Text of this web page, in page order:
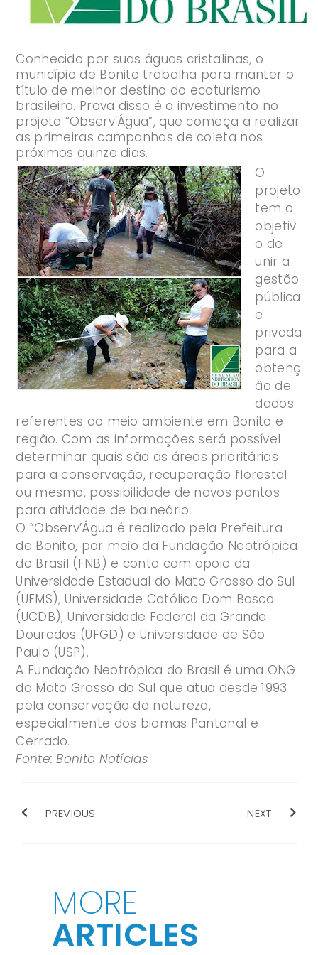
Conhecido por suas águas cristalinas, o
município de Bonito trabalha para manter o
título de melhor destino do ecoturismo
brasileiro. Prova disso é o investimento no
projeto “Observ’Água”, que começa a realizar
as primeiras campanhas de coleta nos
próximos quinze dias.
O
projeto
tem o
objetiv
o de
unir a
gestão
pública
e
privada
para a
obtenç
ão de
dados
referentes ao meio ambiente em Bonito e
região. Com as informações será possível
determinar quais são as áreas prioritárias
para a conservação, recuperação florestal
ou mesmo, possibilidade de novos pontos
para atividade de balneário.
O “Observ’Água é realizado pela Prefeitura
de Bonito, por meio da Fundação Neotrópica
do Brasil (FNB) e conta com apoio da
Universidade Estadual do Mato Grosso do Sul
(UFMS), Universidade Católica Dom Bosco
(UCDB), Universidade Federal da Grande
Dourados (UFGD) e Universidade de São
Paulo (USP).
A Fundação Neotrópica do Brasil é uma ONG
do Mato Grosso do Sul que atua desde 1993
pela conservação da natureza,
especialmente dos biomas Pantanal e
Cerrado.
Fonte: Bonito Notícias
PREVIOUS NEXT
MORE
ARTICLES